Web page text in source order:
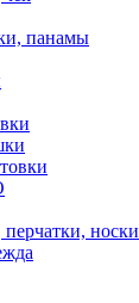
панамы
носки